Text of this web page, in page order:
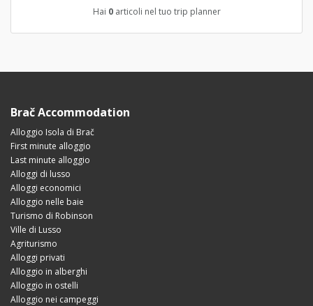
Hai 0articoli nel tuo trip planner
Brač Accommodation
Alloggio Isola di Brač
First minute alloggio
Last minute alloggio
Alloggi di lusso
Alloggi economici
Alloggio nelle baie
Turismo di Robinson
Ville di Lusso
Agriturismo
Alloggi privati
Alloggio in alberghi
Alloggio in ostelli
Alloggio nei campeggi